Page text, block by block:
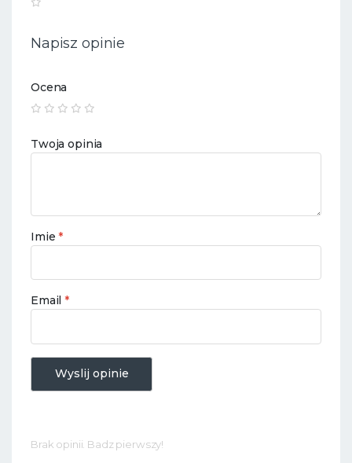
Napisz opinie
Ocena
Twoja opinia
Imie*
Email*
Wyslij opinie
Brak opinii. Badz pierwszy!